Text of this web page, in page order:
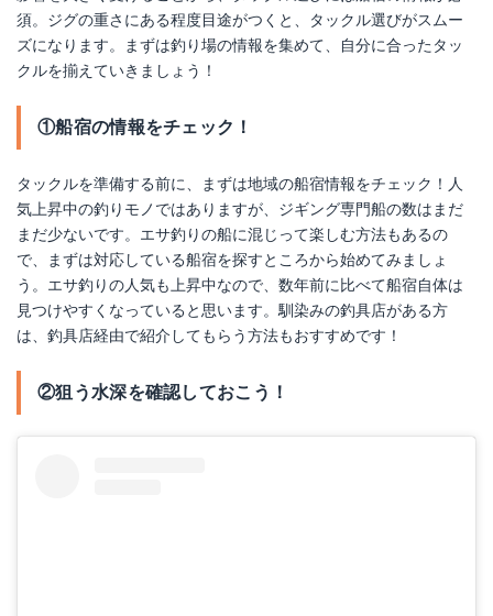
須。ジグの重さにある程度目途がつくと、タックル選びがスムー
ズになります。まずは釣り場の情報を集めて、自分に合ったタッ
クルを揃えていきましょう！
①船宿の情報をチェック！
タックルを準備する前に、まずは地域の船宿情報をチェック！人
気上昇中の釣りモノではありますが、ジギング専門船の数はまだ
まだ少ないです。エサ釣りの船に混じって楽しむ方法もあるの
で、まずは対応している船宿を探すところから始めてみましょ
う。エサ釣りの人気も上昇中なので、数年前に比べて船宿自体は
見つけやすくなっていると思います。馴染みの釣具店がある方
は、釣具店経由で紹介してもらう方法もおすすめです！
②狙う水深を確認しておこう！